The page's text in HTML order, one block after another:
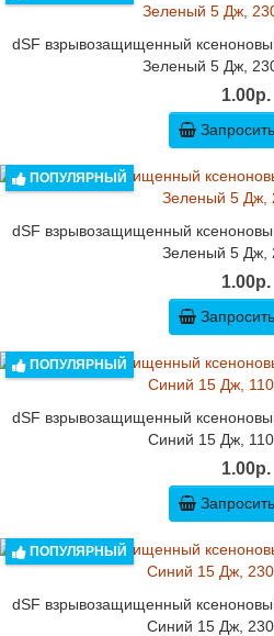
dSF взрывозащищенный
Зеленый 5 Дж,
1.00р.
ПОПУЛЯРНЫЙ
dSF взрывозащищенный
Зеленый 5 Дж,
1.00р.
ПОПУЛЯРНЫЙ
dSF взрывозащищенный
Синий 15 Дж,
1.00р.
ПОПУЛЯРНЫЙ
dSF взрывозащищенный
Синий 15 Дж,